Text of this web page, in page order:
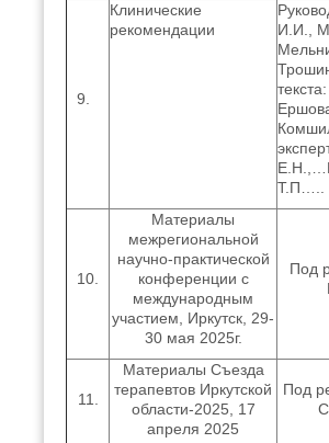
9.
Клинические
рекомендации
И.И.,
Т.П…..
10.
Материалы
межрегиональной
научно-практической
конференции с
международным
участием, Иркутск, 29-
30 мая 2025г.
Под
11.
Материалы Съезда
терапевтов Иркутской
области-2025, 17
апреля 2025
Под